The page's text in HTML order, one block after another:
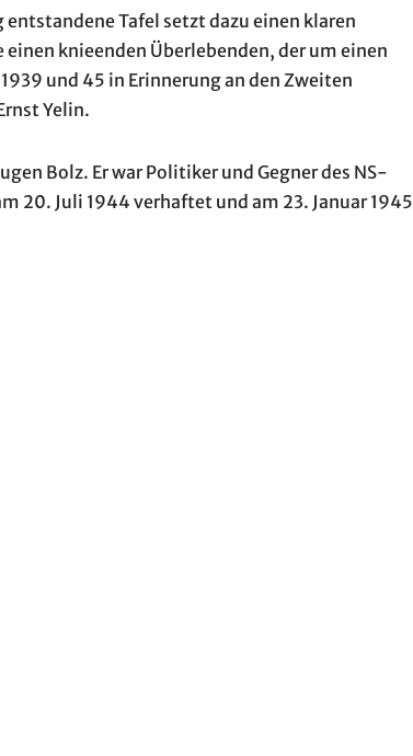
Tafel setzt dazu einen klaren
knieenden Überlebenden, der um einen
und 45 in Erinnerung an den Zweiten
Yelin.
Bolz. Er war Politiker und Gegner des NS-
20. Juli 1944 verhaftet und am 23. Januar 1945